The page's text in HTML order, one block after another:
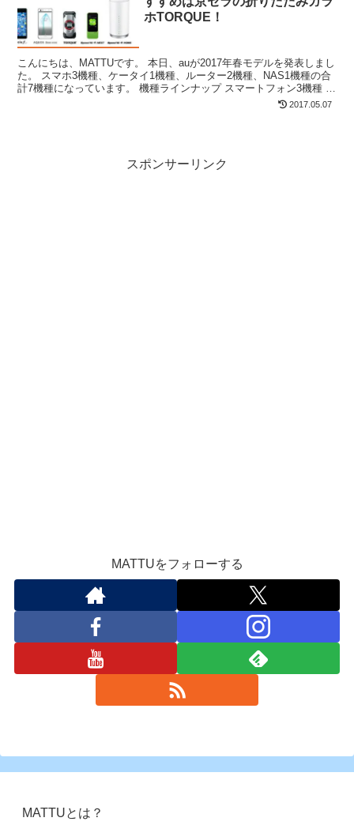
ホTORQUE！
こんにちは、MATTUです。 本日、auが2017年春モデルを発表しまし
た。 スマホ3機種、ケータイ1機種、ルーター2機種、NAS1機種の合
計7機種になっています。 機種ラインナップ スマートフォン3機種 ・
2017.05.07
スポンサーリンク
MATTUをフォローする
MATTUとは？